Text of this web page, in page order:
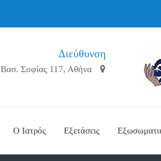
Διεύθυνση
Βασ. Σοφίας 117, Αθήνα
Ο Ιατρός Εξετάσεις